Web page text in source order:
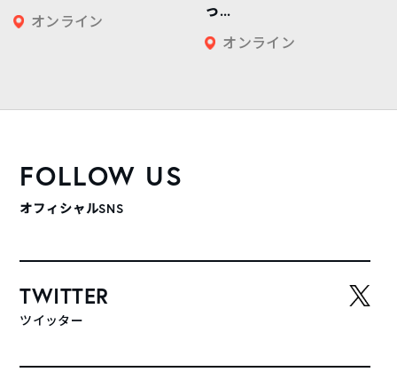
オンライン
っ...
オンライン
FOLLOW US
オフィシャルSNS
TWITTER
ツイッター